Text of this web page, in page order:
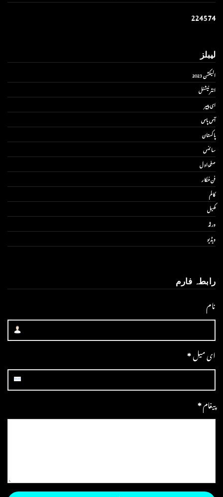
224574
لیبلز
الیکشن 2023
انٹر نیشنل
ای پیپر
آس پاس
پاکستان
سائنس
صفحۂ اول
فن فنکار
کالم
کھیل
ورلڈ
ویڈیو
رابطہ فارم
نام
ای میل*
پیغام*